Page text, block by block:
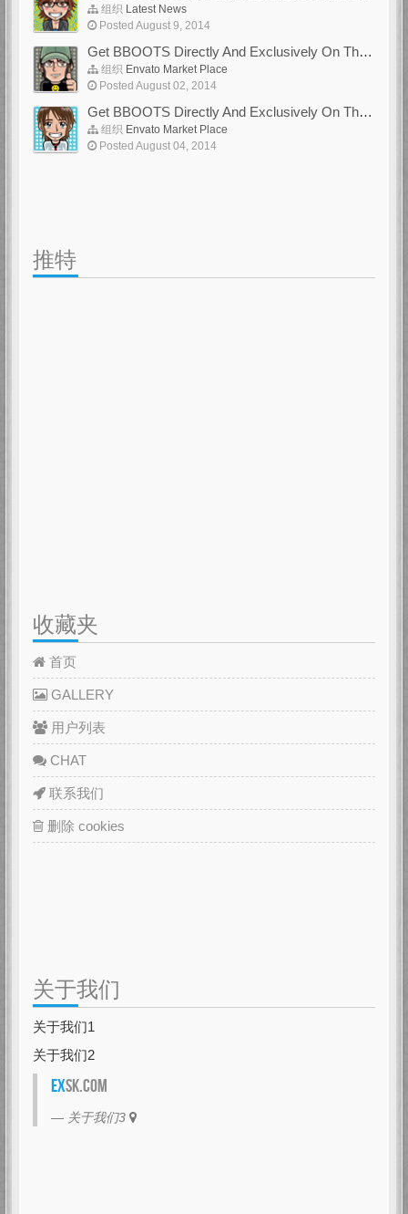
组织 Latest News
Posted August 9, 2014
Get BBOOTS Directly And Exclusively On ThemeForest
组织 Envato Market Place
Posted August 02, 2014
Get BBOOTS Directly And Exclusively On ThemeForest
组织 Envato Market Place
Posted August 04, 2014
推特
收藏夹
首页
GALLERY
用户列表
CHAT
联系我们
删除 cookies
关于我们
关于我们1
关于我们2
EXSK.com
关于我们3